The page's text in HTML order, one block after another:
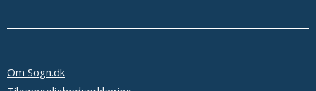
Om Sogn.dk